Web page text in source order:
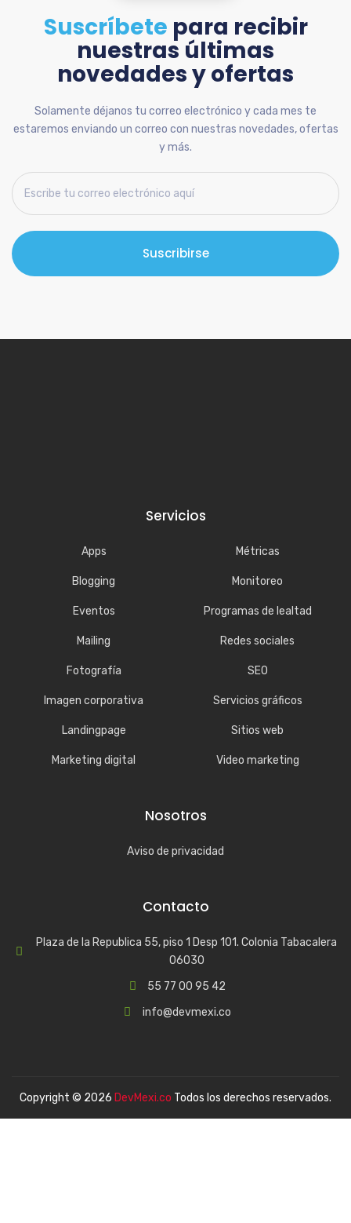
Suscríbete para recibir
nuestras últimas
novedades y ofertas
Solamente déjanos tu correo electrónico y cada mes te
estaremos enviando un correo con nuestras novedades, ofertas
y más.
Suscribirse
Servicios
Apps
Blogging
Eventos
Mailing
Fotografía
Imagen corporativa
Landingpage
Marketing digital
Métricas
Monitoreo
Programas de lealtad
Redes sociales
SEO
Servicios gráficos
Sitios web
Video marketing
Nosotros
Aviso de privacidad
Contacto
Plaza de la Republica 55, piso 1 Desp 101. Colonia Tabacalera
06030
55 77 00 95 42
info@devmexi.co
Copyright © 2026 DevMexi.co Todos los derechos reservados.